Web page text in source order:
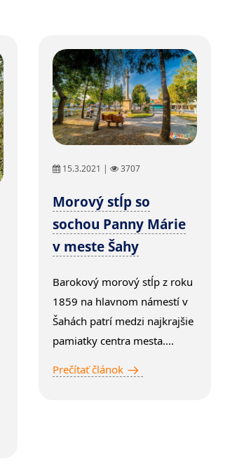
15.3.2021 | 3707
Morový stĺp so
sochou Panny Márie
v meste Šahy
Barokový morový stĺp z roku
1859 na hlavnom námestí v
Šahách patrí medzi najkrajšie
pamiatky centra mesta....
Prečítať článok